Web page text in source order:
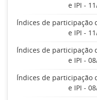
e IPI -
Índices de participação
e IPI -
Índices de participação
e IPI -
Índices de participação
e IPI -